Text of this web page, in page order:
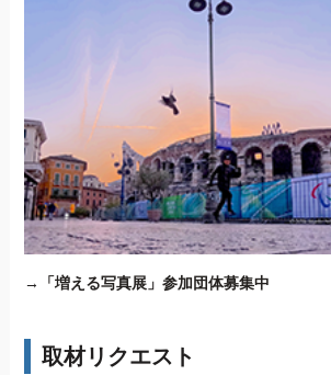
→ 「増える写真展」参加団体募集中
取材リクエスト